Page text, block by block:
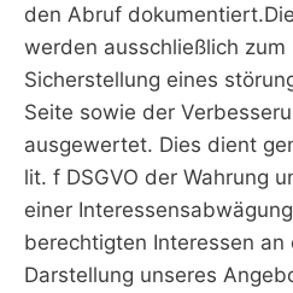
den Abruf
werden ausschließlich
Sicherstellung eines
Seite sowie der
ausgewertet. Dies dient
lit. f DSGVO der Wahrung
einer
berechtigten Interessen an
Darstellung unseres